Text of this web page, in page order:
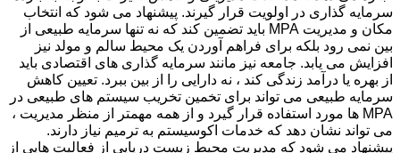
سرمایه گذاری در اولویت قرار گیرند. پیشنهاد می شود که انتخاب
مکان و مدیریت MPA باید تضمین کند که نه تنها سرمایه طبیعی از
بین نمی رود بلکه برای فراهم آوردن یک محیط سالم و مولد نیز
افزایش می یابد. جامعه نیز مانند سرمایه گذاری های اقتصادی باید
از بهره یا درآمد زندگی کند ، نه دارایی را از بین ببرد. تعیین کاهش
سرمایه طبیعی می تواند برای تخمین تخریب سیستم های طبیعی در
MPA ها مورد استفاده قرار گیرد و از همه مهمتر از منظر مدیریت ،
می تواند نشان دهد که خدمات اکوسیستم به ترمیم نیاز دارند.
پیشنهاد می شود که مدیریت محیط زیست دریایی از فعالیت هایی از